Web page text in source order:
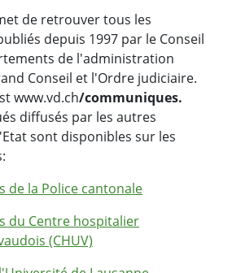
de retrouver tous les
depuis 1997 par le Conseil
de l'administration
Conseil et l'Ordre judiciaire.
www.vd.ch/communiques.
diffusés par les autres
sont disponibles sur les
de la Police cantonale
du Centre hospitalier
(CHUV)